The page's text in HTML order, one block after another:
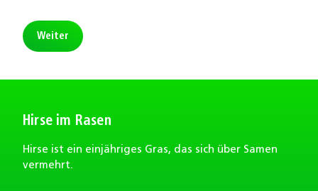
Weiter
Hirse im Rasen
Hirse ist ein einjähriges Gras, das sich über Samen
vermehrt.